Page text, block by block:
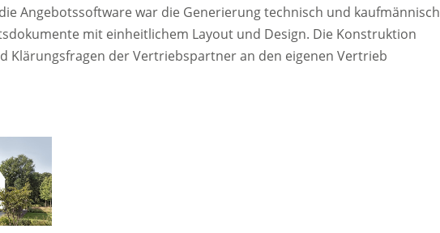
Angebotssoftware war die Generierung technisch und kaufmännisch
mit einheitlichem Layout und Design. Die Konstruktion
Klärungsfragen der Vertriebspartner an den eigenen Vertrieb